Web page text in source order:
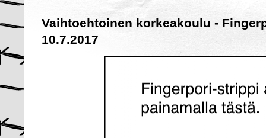
Vaihtoehtoinen korkeakoulu -
10.7.2017